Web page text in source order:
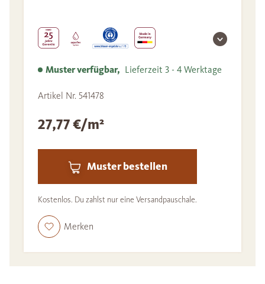
Muster verfügbar, Lieferzeit 3 - 4 Werktage
Artikel Nr. 541478
27,77 €/m²
Muster bestellen
Kostenlos. Du zahlst nur eine Versandpauschale.
Merken